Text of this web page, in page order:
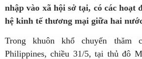
nhập vào xã hội sở tại, có các hoạt
hệ kinh tế thương mại giữa hai
Trong khuôn khổ chuyến thăm
Philippines, chiều 31/5, tại thủ đô